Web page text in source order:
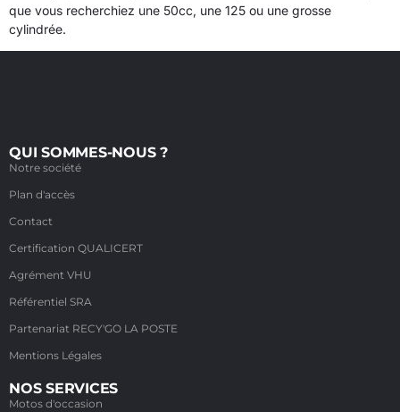
que vous recherchiez une 50cc, une 125 ou une grosse
cylindrée.
QUI SOMMES-NOUS ?
Notre société
Plan d'accès
Contact
Certification QUALICERT
Agrément VHU
Référentiel SRA
Partenariat RECY'GO LA POSTE
Mentions Légales
NOS SERVICES
Motos d'occasion